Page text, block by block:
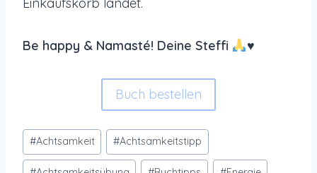
Be happy & Namasté! Deine Steffi ♥️
Buch bestellen
Schlagworte:
#Achtsamkeit #Achtsamkeitstipp